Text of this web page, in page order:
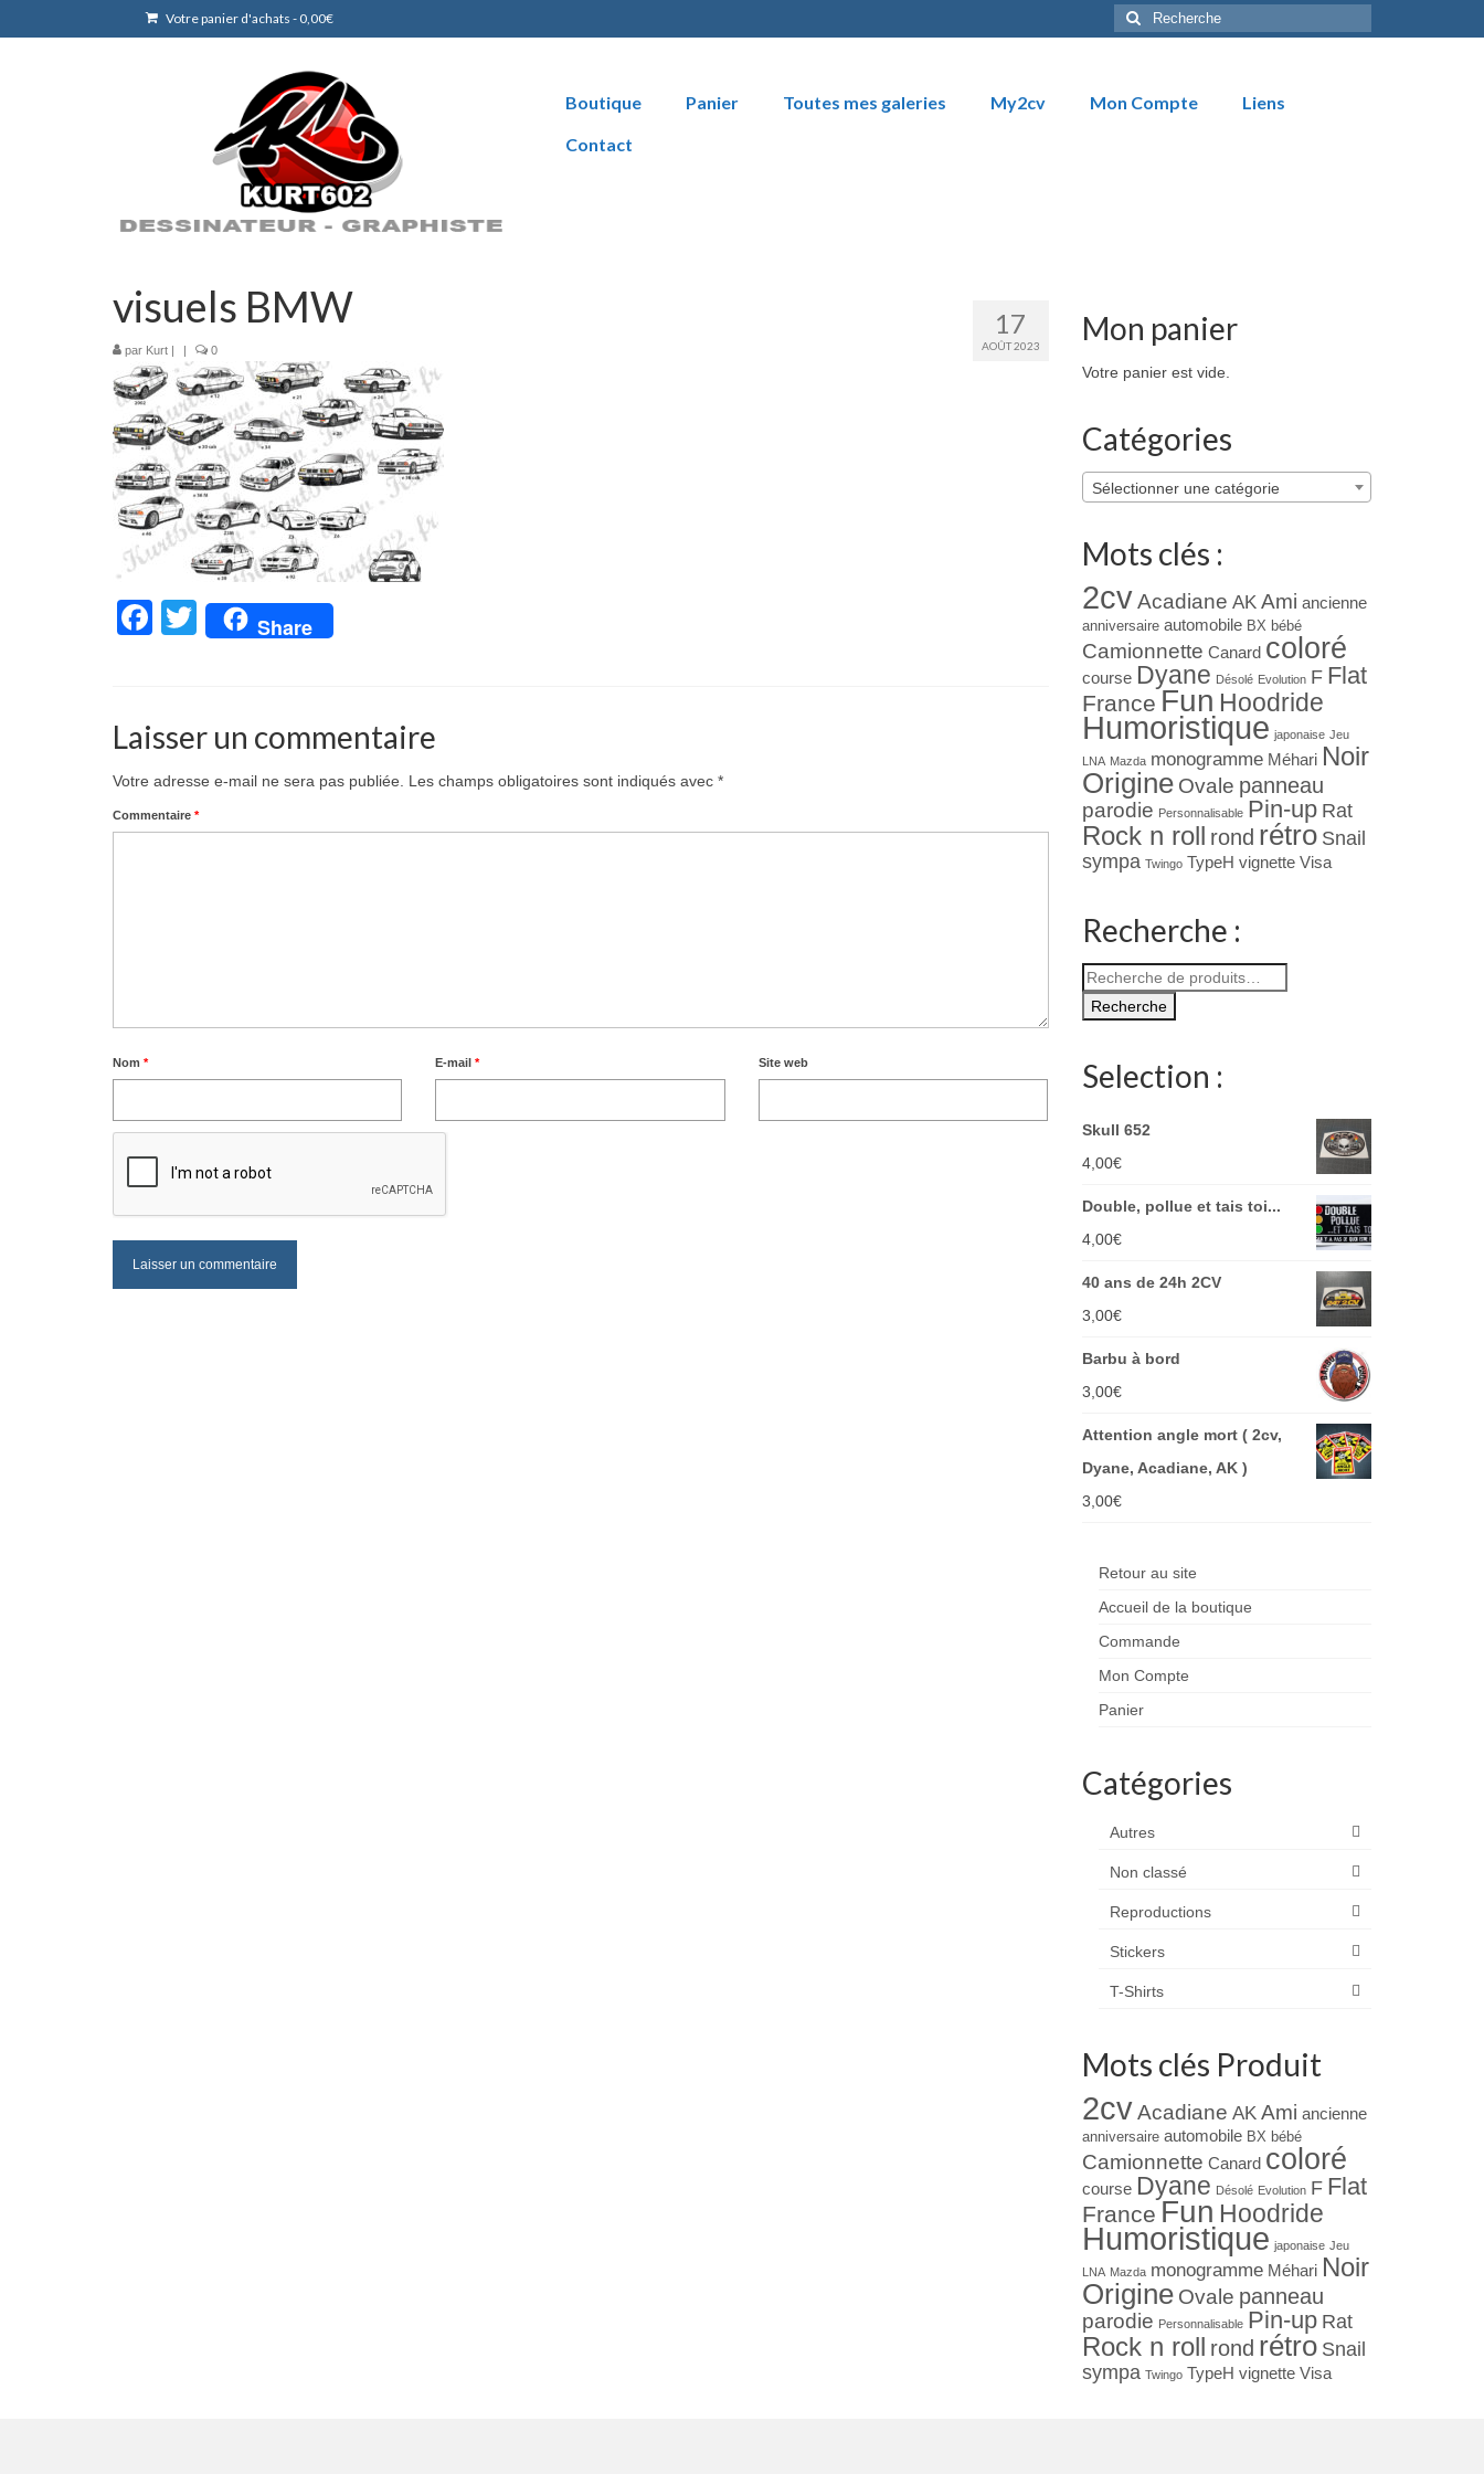
Votre panier d'achats - 0,00€
Rechercher
:
Boutique Panier Toutes mes galeries My2cv Mon Compte
Liens
Contact
17
AOÛT 2023
visuels BMW
par Kurt 0
Facebook
Twitter
Share
Laisser un commentaire
Votre adresse e-mail ne sera pas publiée. Les champs obligatoires sont indiqués avec *
Commentaire *
Nom * E-mail* Site web
Mon panier
Votre panier est vide.
Catégories
Sélectionner une catégorie
Mots clés :
2cv Acadiane AK Ami ancienne
anniversaire automobile BX bébé
Camionnette Canard coloré
course Dyane Désolé Evolution F Flat
France Fun Hoodride
Humoristique japonaise Jeu
LNA Mazda monogramme Méhari Noir
Origine Ovale panneau
parodie Personnalisable Pin-up Rat
Rock n roll rond rétro Snail
sympa Twingo TypeH vignette Visa
Recherche :
Recherche
pour :
Recherche
Selection :
Skull 652
4,00€
Double, pollue et tais toi...
4,00€
40 ans de 24h 2CV
3,00€
Barbu à bord
3,00€
Attention angle mort ( 2cv,
Dyane, Acadiane, AK )
3,00€
Retour au site
Accueil de la boutique
Commande
Mon Compte
Panier
Catégories
Autres
Non classé
Reproductions
Stickers
T-Shirts
Mots clés Produit
2cv Acadiane AK Ami ancienne
anniversaire automobile BX bébé
Camionnette Canard coloré
course Dyane Désolé Evolution F Flat
France Fun Hoodride
Humoristique japonaise Jeu
LNA Mazda monogramme Méhari Noir
Origine Ovale panneau
parodie Personnalisable Pin-up Rat
Rock n roll rond rétro Snail
sympa Twingo TypeH vignette Visa